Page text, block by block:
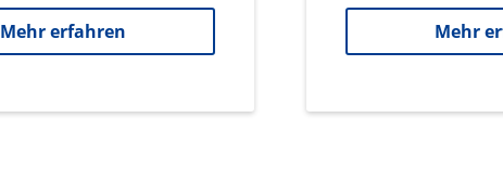
Mehr erfahren Mehr